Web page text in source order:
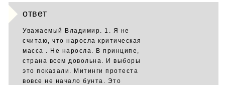
ответ
Уважаемый Владимир. 1. Я не
считаю, что наросла критическая
масса . Не наросла. В принципе,
страна всем довольна. И выборы
это показали. Митинги протеста
вовсе не начало бунта. Это